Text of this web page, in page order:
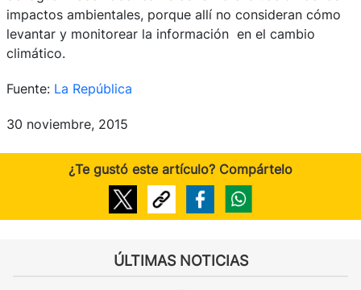
impactos ambientales, porque allí no consideran cómo
levantar y monitorear la información en el cambio
climático.
Fuente: La República
30 noviembre, 2015
¿Te gustó este artículo? Compártelo
ÚLTIMAS NOTICIAS